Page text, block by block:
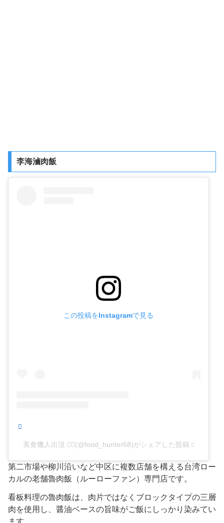
李海滷肉飯
この投稿をInstagramで見る
美食獵人出沒 🕵️‍♂️(@food_hunter68)がシェアした投稿
第二市場や柳川沿いなど中区に複数店舗を構える台湾ロー
カルの老舗魯肉飯（ルーローファン）専門店です。
看板料理の魯肉飯は、肉片ではなくブロックタイプの三層
肉を使用し、醤油ベースの旨味がご飯にしっかり染みてい